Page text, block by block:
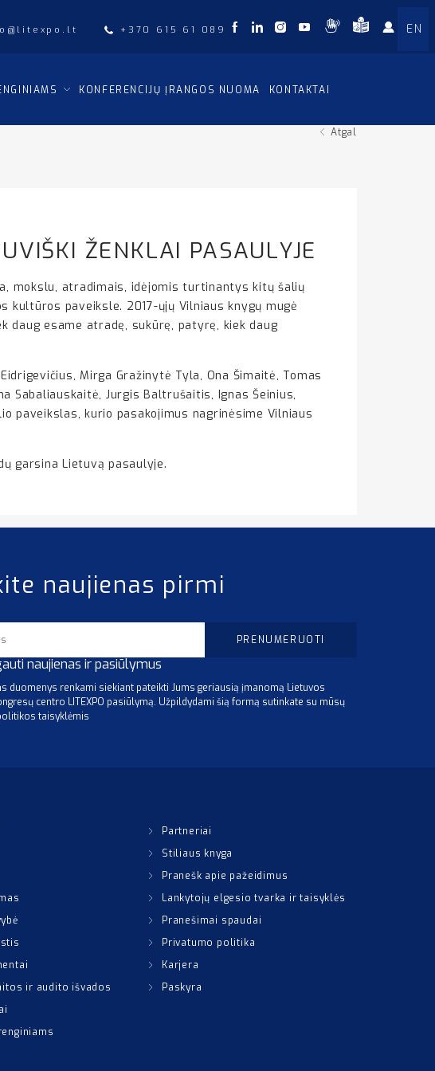
+370 615 61 089 EN
KONFERENCIJŲ ĮRANGOS NUOMA KONTAKTAI
Atgal
ŽENKLAI PASAULYJE
mokslu, atradimais, idėjomis turtinantys kitų šalių
paveiksle. 2017-ųjų Vilniaus knygų mugė
esame atradę, sukūrę, patyrę, kiek daug
Mirga Gražinytė Tyla, Ona Šimaitė, Tomas
Sabaliauskaitė, Jurgis Baltrušaitis, Ignas Šeinius,
paveikslas, kurio pasakojimus nagrinėsime Vilniaus
garsina Lietuvą pasaulyje.
naujienas pirmi
naujienas ir pasiūlymus
duomenys renkami siekiant pateikti Jums geriausią įmanomą Lietuvos
centro LITEXPO pasiūlymą. Užpildydami šią formą sutinkate su mūsų
taisyklėmis
ir audito išvados
Partneriai
Stiliaus knyga
Pranešk apie pažeidimus
Lankytojų elgesio tvarka ir taisyklės
Pranešimai spaudai
Privatumo politika
Karjera
Paskyra